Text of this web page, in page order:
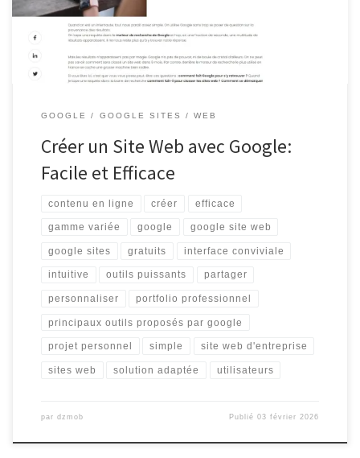
pour présenter un projet personnel, créer […]
GOOGLE GOOGLE SITES WEB
Créer un Site Web avec Google:
Facile et Efficace
contenu en ligne créer efficace
gamme variée google google site web
google sites gratuits interface conviviale
intuitive outils puissants partager
personnaliser portfolio professionnel
principaux outils proposés par google
projet personnel simple site web d'entreprise
sites web solution adaptée utilisateurs
par dzmob Publié03 février 2026